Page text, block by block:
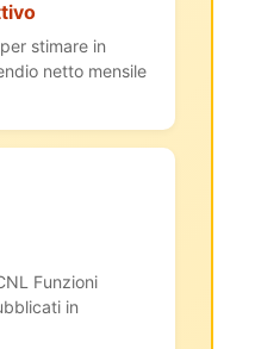
stimare in
netto mensile
Funzioni
in